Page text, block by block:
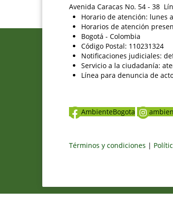
Avenida Caracas No. 54 - 38
Horario de atención: lunes
Horarios de atención
Bogotá - Colombia
Código Postal: 110231324
Notificaciones judiciales:
Servicio a la ciudadanía:
Línea para denuncia de
AmbienteBogota
Términos y condiciones |